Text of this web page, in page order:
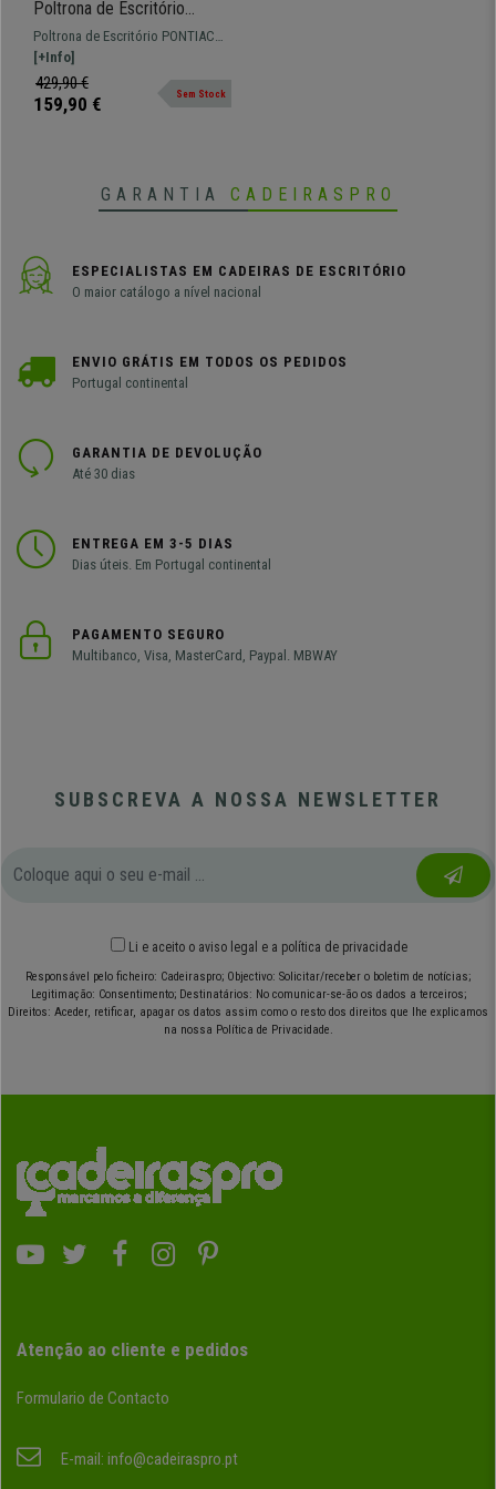
Poltrona de Escritório
PONTIAC PANO, Máxima
Comodidade, Fabrico De
Qualidade, Cor Castanho
Poltrona de Escritório PONTIAC
PANO, uma poltrona com
acolchoado confortável e encosto
alto para maior conforto.
[+Info]
429,90 €
159,90 € Sem Stock
GARANTIA CADEIRASPRO
ESPECIALISTAS EM CADEIRAS DE ESCRITÓRIO
O maior catálogo a nível nacional
ENVIO GRÁTIS EM TODOS OS PEDIDOS
Portugal continental
GARANTIA DE DEVOLUÇÃO
Até 30 dias
ENTREGA EM 3-5 DIAS
Dias úteis. Em Portugal continental
PAGAMENTO SEGURO
Multibanco, Visa, MasterCard, Paypal. MBWAY
SUBSCREVA A NOSSA NEWSLETTER
Li e aceito o aviso legal e a política de privacidade
Responsável pelo ficheiro: Cadeiraspro; Objectivo: Solicitar/receber o boletim de notícias;
Legitimação: Consentimento; Destinatários: No comunicar-se-ão os dados a terceiros;
Direitos: Aceder, retificar, apagar os datos assim como o resto dos direitos que lhe explicamos
na nossa Política de Privacidade.
Atenção ao cliente e pedidos
Formulario de Contacto
E-mail: info@cadeiraspro.pt